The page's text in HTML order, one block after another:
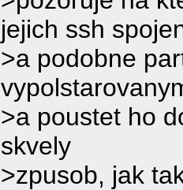
jejich ssh
>a podobne
>a poustet ho
skvely
>zpusob, jak